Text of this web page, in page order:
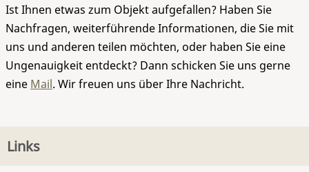
Ist Ihnen etwas zum Objekt aufgefallen? Haben Sie
Nachfragen, weiterführende Informationen, die Sie mit
uns und anderen teilen möchten, oder haben Sie eine
Ungenauigkeit entdeckt? Dann schicken Sie uns gerne
eine Mail. Wir freuen uns über Ihre Nachricht.
Links